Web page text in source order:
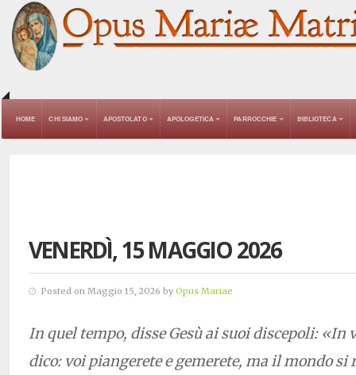
HOME CHI SIAMO APOSTOLATO APOLOGETICA PARROCCHIE BIBLIOTECA
VENERDÌ, 15 MAGGIO 2026
Posted on Maggio 15, 2026 by Opus Mariae
In quel tempo, disse Gesù ai suoi discepoli: «In
dico: voi piangerete e gemerete, ma il mondo si